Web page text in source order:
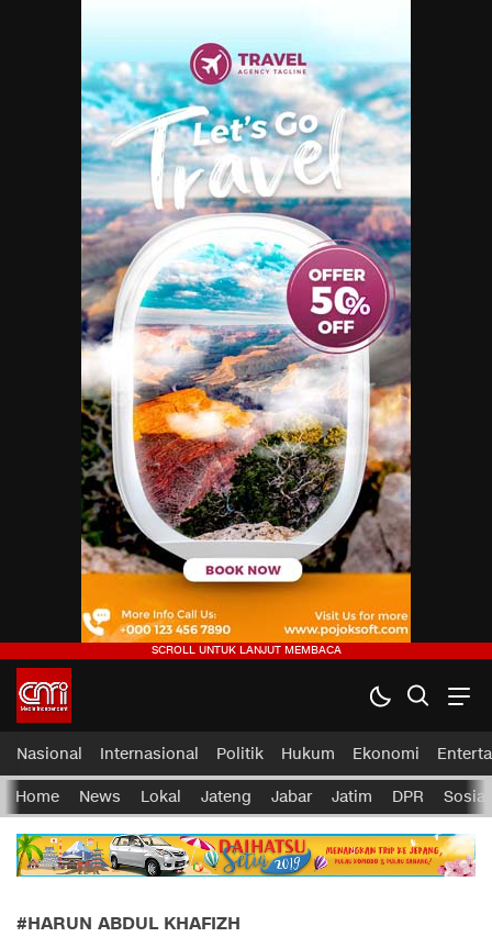
CMI News
Berani, Integritas dan Loyalitas
Nasional Internasional Politik Hukum Ekonomi
Home News Lokal Jateng Jabar Jatim DPR Sosial
#HARUN ABDUL KHAFIZH